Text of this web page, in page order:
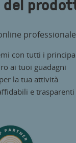
con tutti i
ai tuoi guadagni
la tua attività
e trasparenti